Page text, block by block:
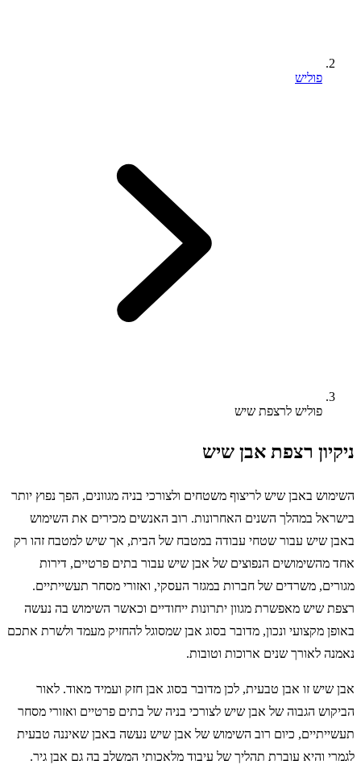
פוליש
פוליש לרצפת שיש
ניקיון רצפת אבן שיש
השימוש באבן שיש לריצוף משטחים ולצורכי בניה מגוונים, הפך נפוץ יותר
בישראל במהלך השנים האחרונות. רוב האנשים מכירים את השימוש
באבן שיש עבור שטחי עבודה במטבח של הבית, אך שיש למטבח זהו רק
אחד מהשימושים הנפוצים של אבן שיש עבור בתים פרטיים, דירות
מגורים, משרדים של חברות במגזר העסקי, ואזורי מסחר תעשייתיים.
רצפת שיש מאפשרת מגוון יתרונות ייחודיים וכאשר השימוש בה נעשה
באופן מקצועי ונכון, מדובר בסוג אבן שמסוגל להחזיק מעמד ולשרת אתכם
נאמנה לאורך שנים ארוכות וטובות.
אבן שיש זו אבן טבעית, לכן מדובר בסוג אבן חזק ועמיד מאוד. לאור
הביקוש הגבוה של אבן שיש לצורכי בניה של בתים פרטיים ואזורי מסחר
תעשייתיים, כיום רוב השימוש של אבן שיש נעשה באבן שאיננה טבעית
לגמרי והיא עוברת תהליך של עיבוד מלאכותי המשלב בה גם אבן גיר.